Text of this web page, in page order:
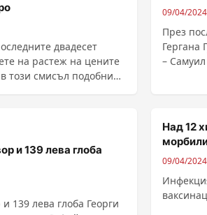
двадесет
на растеж на цените
този смисъл подобни
09/04/2024
През
Гергана
–
и 139 лева глоба
139 лева глоба Георги
Над 12
09/04/2024